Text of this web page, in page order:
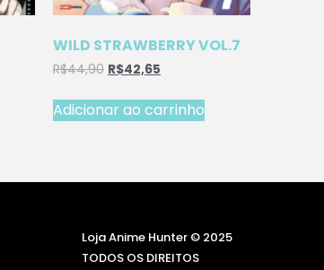
WILD STRAWBERRY VOL.7
R$44,90 R$42,65
Adicionar ao carrinho
Loja Anime Hunter © 2025
TODOS OS DIREITOS